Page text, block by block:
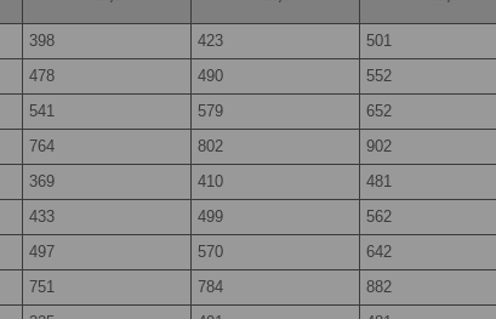
398 423 501
478 490 552
541 579 652
764 802 902
369 410 481
433 499 562
497 570 642
751 784 882